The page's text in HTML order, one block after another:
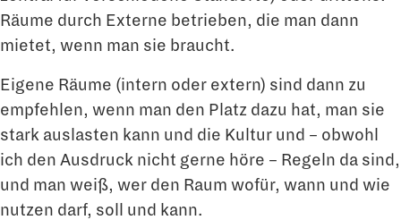
Räume durch Externe betrieben, die man dann
mietet, wenn man sie braucht.
Eigene Räume (intern oder extern) sind dann zu
empfehlen, wenn man den Platz dazu hat, man sie
stark auslasten kann und die Kultur und – obwohl
ich den Ausdruck nicht gerne höre – Regeln da sind,
und man weiß, wer den Raum wofür, wann und wie
nut­zen darf, soll und kann.